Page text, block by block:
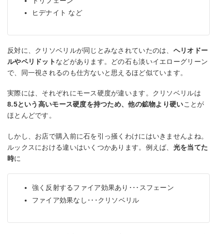
ヒデナイト など
反対に、クリソベリルが同じとみなされていたのは、 ヘリオドー
ルやペリドットなどがあります。どの石も淡いイエローグリーン
で、同一視されるのも仕方ないと思えるほど似ています。
実際には、それぞれにモース硬度が違います。クリソベリルは
8.5という高いモース硬度を持つため、他の鉱物より硬いことが
ほとんどです。
しかし、お店で購入前に石を引っ掻くわけにはいきませんよね。
ルックスにおける違いはいくつかあります。例えば、 光を当てた
時に
強く反射するファイア効果あり･･･スフェーン
ファイア効果なし･･･クリソベリル